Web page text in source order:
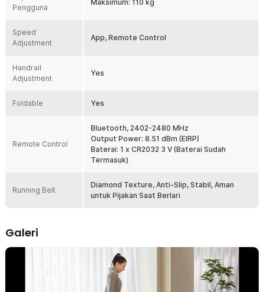
Pengguna
Maksimum: 110 kg
Speed
Adjustment
App, Remote Control
Handrail
Adjustment
Yes
Foldable Yes
Remote Control
Bluetooth, 2402-2480 MHz
Output Power: 8.51 dBm (EIRP)
Baterai: 1 x CR2032 3 V (Baterai Sudah
Termasuk)
Running Belt
Diamond Texture, Anti-Slip, Stabil, Aman
untuk Pijakan Saat Berlari
Galeri